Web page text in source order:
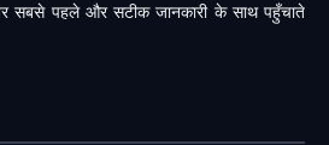
सबसे पहले और सटीक जानकारी के साथ पहुँचाते